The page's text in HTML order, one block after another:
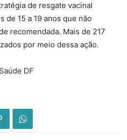
de resgate vacinal
de 15 a 19 anos que não
recomendada. Mais de 217
por meio dessa ação.
DF